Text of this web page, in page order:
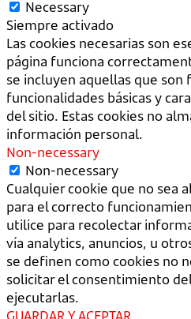
Necessary
Siempre activado
Las cookies necesarias son
página funciona
se incluyen aquellas que
funcionalidades básicas y
del sitio. Estas cookies no
información personal.
Non-necessary
Non-necessary
Cualquier cookie que no sea
para el correcto
utilice para recolectar
vía analytics, anuncios, u
se definen como cookies no
solicitar el consentimiento
ejecutarlas.